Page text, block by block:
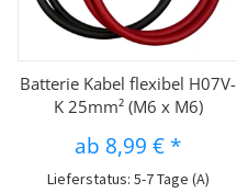
Batterie Kabel flexibel H07V-
K 25mm² (M6 x M6)
ab 8,99 € *
Lieferstatus: 5-7 Tage (A)